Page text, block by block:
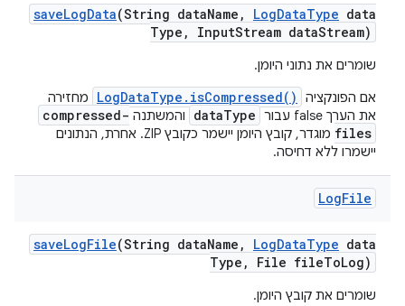
saveLogData(String dataName , LogDataType data
Type , InputStream dataStream)
שומרים את נתוני היומן.
אם הפונקציה
LogDataType.isCompressed()
מחזירה
את הערך false עבור
dataType והמשתנה compressed-
files
מוגדר, קובץ היומן יישמר כקובץ ZIP. אחרת, הנתונים
יישמרו ללא דחיסה.
LogFile
saveLogFile(String dataName , LogDataType data
Type , File fileToLog)
שומרים את קובץ היומן.